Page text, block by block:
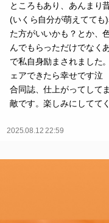
ところもあり、あんまり
(いくら自分が萌えてても
た方がいいかも？とか、
んでもらっただけでなく
で私自身励まされました
ェアできたら幸せです泣
合同誌、仕上がってして
敵です。楽しみにしてて
2025.08.12 22:59